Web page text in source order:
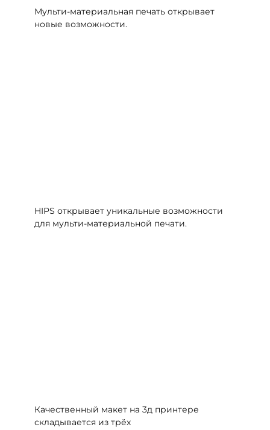
Мульти-материальная печать открывает
новые возможности.
HIPS открывает уникальные возможности
для мульти-материальной печати.
Качественный макет на 3д принтере
складывается из трёх